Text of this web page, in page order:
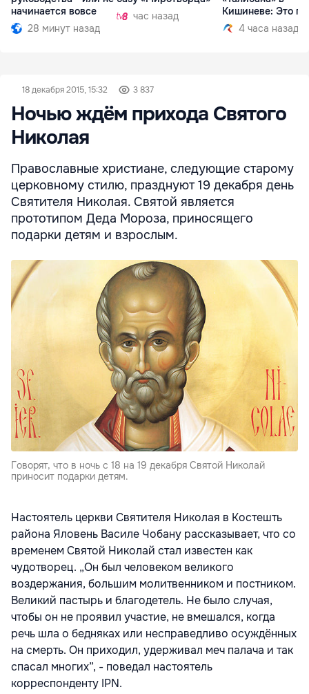
начинается вовсе
28 минут назад
час назад
Кишиневе: Это
4 часа назад
18 декабря 2015, 15:32 3 837
Ночью ждём прихода Святого
Николая
Православные христиане, следующие старому
церковному стилю, празднуют 19 декабря день
Святителя Николая. Святой является
прототипом Деда Мороза, приносящего
подарки детям и взрослым.
Говорят, что в ночь с 18 на 19 декабря Святой Николай
приносит подарки детям.
Настоятель церкви Святителя Николая в Костешть
района Яловень Василе Чобану рассказывает, что со
временем Святой Николай стал известен как
чудотворец. „Он был человеком великого
воздержания, большим молитвенником и постником.
Великий пастырь и благодетель. Не было случая,
чтобы он не проявил участие, не вмешался, когда
речь шла о бедняках или несправедливо осуждённых
на смерть. Он приходил, удерживал меч палача и так
спасал многих”, - поведал настоятель
корреспонденту IPN.